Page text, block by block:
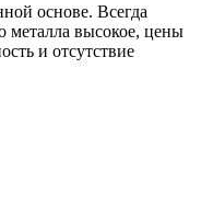
основе. Всегда
металла высокое, цены
и отсутствие